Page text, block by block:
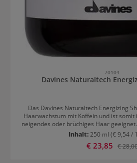
70104
Davines Naturaltech
Das Davines Naturaltech Energizing
Haarwachstum mit Koffein und ist
neigendes oder brüchiges Haar
sanfte Weise gereinigt und die Kopfhaut
Anwendung von Davines Naturaltech
Shampoo wird sanft in das feuchte
Inhalt:250 ml (€ 9,54 /
Verkaufspreis:
€ 23,85 €